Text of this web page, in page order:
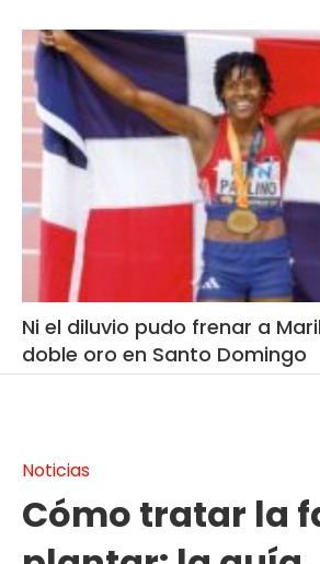
Ni el diluvio pudo frenar a
doble oro en Santo Domingo